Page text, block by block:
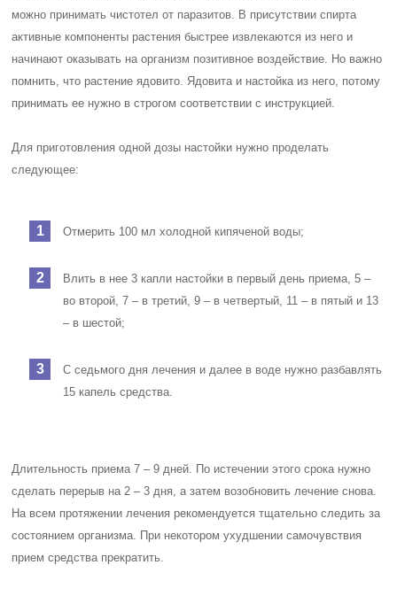
можно принимать чистотел от паразитов. В присутствии спирта
активные компоненты растения быстрее извлекаются из него и
начинают оказывать на организм позитивное воздействие. Но важно
помнить, что растение ядовито. Ядовита и настойка из него, потому
принимать ее нужно в строгом соответствии с инструкцией.
Для приготовления одной дозы настойки нужно проделать
следующее:
Отмерить 100 мл холодной кипяченой воды;
Влить в нее 3 капли настойки в первый день приема, 5 –
во второй, 7 – в третий, 9 – в четвертый, 11 – в пятый и 13
– в шестой;
С седьмого дня лечения и далее в воде нужно разбавлять
15 капель средства.
Длительность приема 7 – 9 дней. По истечении этого срока нужно
сделать перерыв на 2 – 3 дня, а затем возобновить лечение снова.
На всем протяжении лечения рекомендуется тщательно следить за
состоянием организма. При некотором ухудшении самочувствия
прием средства прекратить.